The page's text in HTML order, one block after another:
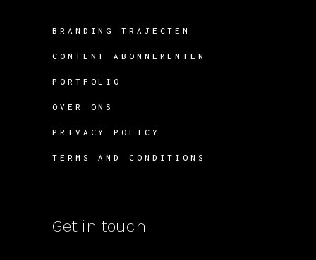
BRANDING TRAJECTEN
CONTENT ABONNEMENTEN
PORTFOLIO
OVER ONS
PRIVACY POLICY
TERMS AND CONDITIONS
Get in touch